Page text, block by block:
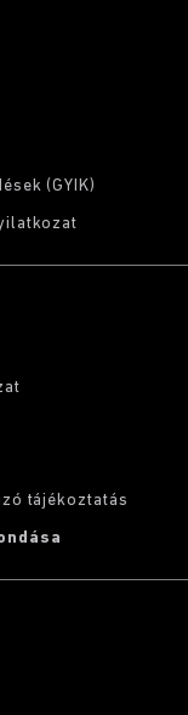
(GYIK)
tájékoztatás